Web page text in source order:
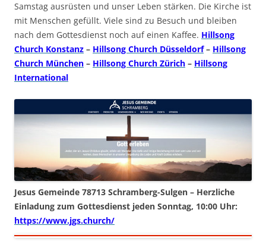
Samstag ausrüsten und unser Leben stärken. Die Kirche ist
mit Menschen gefüllt. Viele sind zu Besuch und bleiben
nach dem Gottesdienst noch auf einen Kaffee. Hillsong
Church Konstanz – Hillsong Church Düsseldorf– Hillsong
Church München – Hillsong Church Zürich – Hillsong
International
Jesus Gemeinde 78713 Schramberg-Sulgen – Herzliche
Einladung zum Gottesdienst jeden Sonntag, 10:00 Uhr:
https://www.jgs.church/